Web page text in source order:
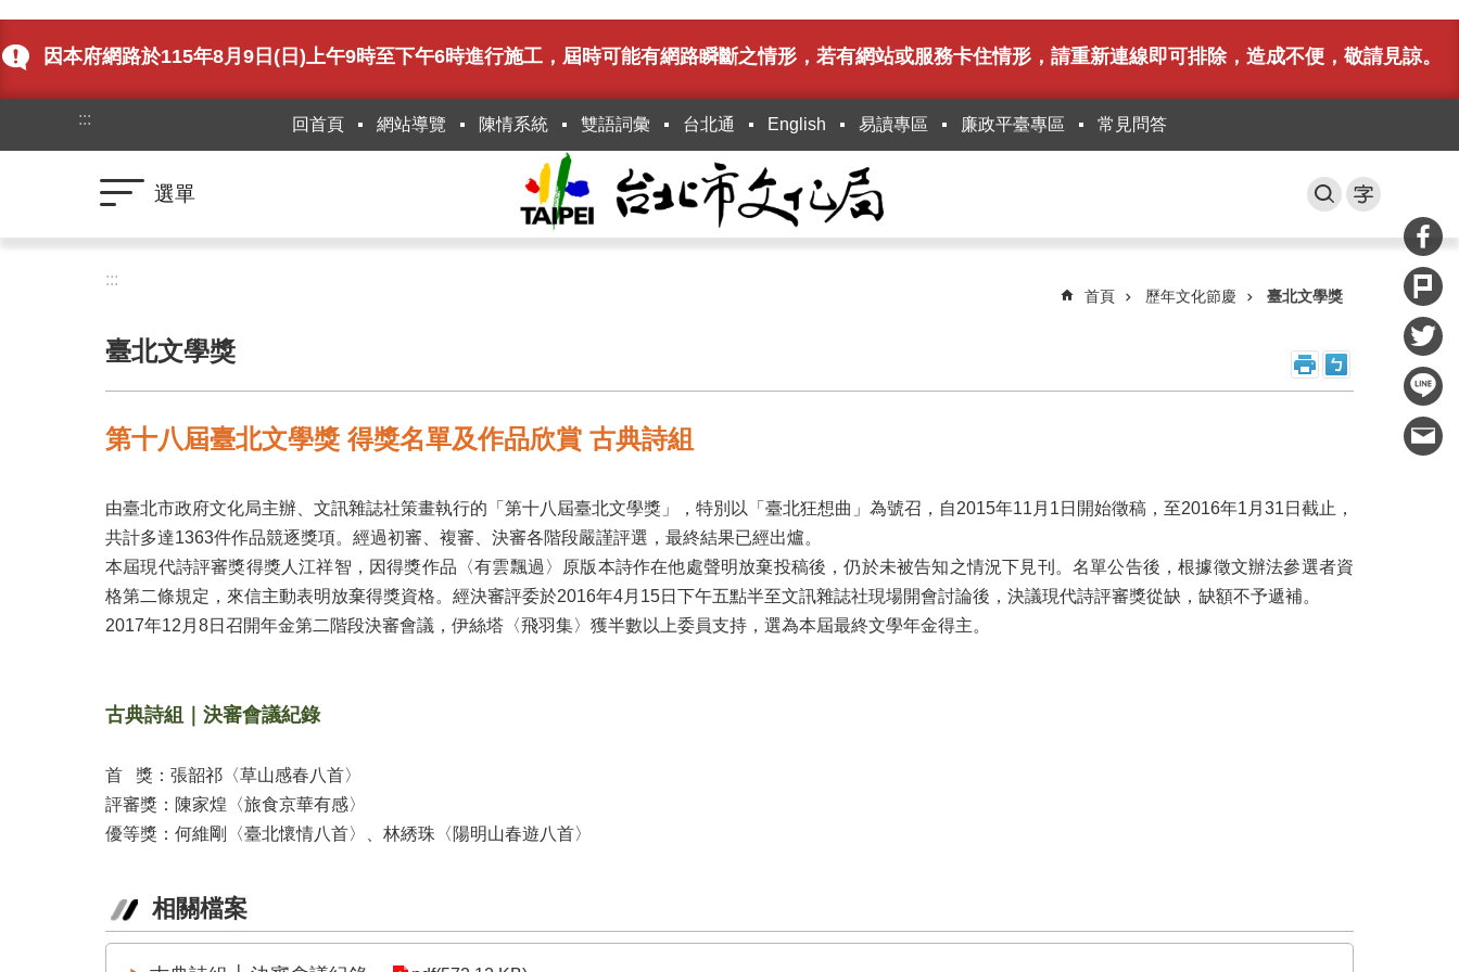
跳到主要內容區塊
因本府網路於115年8月9日(日)上午9時至下午6時進行施工，屆時可能有網路瞬斷之情形，若有網站或服務卡住情形，請重新連線即可排除，造成不便，敬請見諒。
::: 回首頁 網站導覽 陳情系統 雙語詞彙 台北通 English 易讀專區 廉政平臺專區 常見問答
選單
:::
首頁 歷年文化節慶 臺北文學獎
臺北文學獎
第十八屆臺北文學獎 得獎名單及作品欣賞 古典詩組
由臺北市政府文化局主辦、文訊雜誌社策畫執行的「第十八屆臺北文學獎」，特別以「臺北狂想曲」為號召，自2015年11月1日開始徵稿，至2016年1月31日截止，
共計多達1363件作品競逐獎項。經過初審、複審、決審各階段嚴謹評選，最終結果已經出爐。
本屆現代詩評審獎得獎人江祥智，因得獎作品〈有雲飄過〉原版本詩作在他處聲明放棄投稿後，仍於未被告知之情況下見刊。名單公告後，根據徵文辦法參選者資
格第二條規定，來信主動表明放棄得獎資格。經決審評委於2016年4月15日下午五點半至文訊雜誌社現場開會討論後，決議現代詩評審獎從缺，缺額不予遞補。
2017年12月8日召開年金第二階段決審會議，伊絲塔〈飛羽集〉獲半數以上委員支持，選為本屆最終文學年金得主。
古典詩組｜決審會議紀錄
首 獎：張韶祁〈草山感春八首〉
評審獎：陳家煌〈旅食京華有感〉
優等獎：何維剛〈臺北懷情八首〉、林綉珠〈陽明山春遊八首〉
相關檔案